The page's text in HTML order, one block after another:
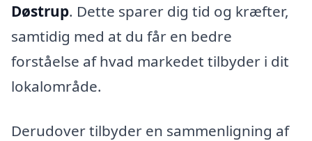
Døstrup. Dette sparer dig tid og kræfter,
samtidig med at du får en bedre
forståelse af hvad markedet tilbyder i dit
lokalområde.
Derudover tilbyder en sammenligning af